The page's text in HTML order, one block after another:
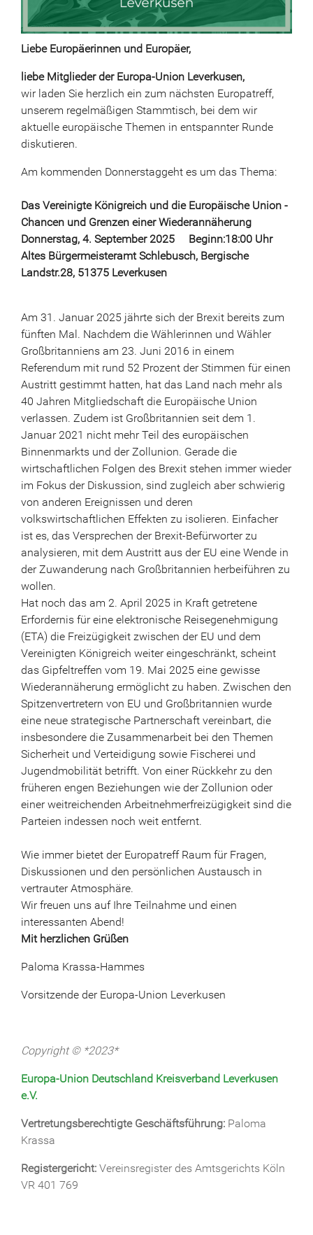
Liebe Europäerinnen und Europäer,
liebe Mitglieder der Europa-Union Leverkusen,
wir laden Sie herzlich ein zum nächsten Europatreff,
unserem regelmäßigen Stammtisch, bei dem wir
aktuelle europäische Themen in entspannter Runde
diskutieren.
Am kommenden Donnerstaggeht es um das Thema:
Das Vereinigte Königreich und die Europäische Union -
Chancen und Grenzen einer Wiederannäherung
Donnerstag, 4. September 2025 Beginn:18:00 Uhr
Altes Bürgermeisteramt Schlebusch, Bergische
Landstr.28, 51375 Leverkusen
Am 31. Januar 2025 jährte sich der Brexit bereits zum
fünften Mal. Nachdem die Wählerinnen und Wähler
Großbritanniens am 23. Juni 2016 in einem
Referendum mit rund 52 Prozent der Stimmen für einen
Austritt gestimmt hatten, hat das Land nach mehr als
40 Jahren Mitgliedschaft die Europäische Union
verlassen. Zudem ist Großbritannien seit dem 1.
Januar 2021 nicht mehr Teil des europäischen
Binnenmarkts und der Zollunion. Gerade die
wirtschaftlichen Folgen des Brexit stehen immer wieder
im Fokus der Diskussion, sind zugleich aber schwierig
von anderen Ereignissen und deren
volkswirtschaftlichen Effekten zu isolieren. Einfacher
ist es, das Versprechen der Brexit-Befürworter zu
analysieren, mit dem Austritt aus der EU eine Wende in
der Zuwanderung nach Großbritannien herbeiführen zu
wollen.
Hat noch das am 2. April 2025 in Kraft getretene
Erfordernis für eine elektronische Reisegenehmigung
(ETA) die Freizügigkeit zwischen der EU und dem
Vereinigten Königreich weiter eingeschränkt, scheint
das Gipfeltreffen vom 19. Mai 2025 eine gewisse
Wiederannäherung ermöglicht zu haben. Zwischen den
Spitzenvertretern von EU und Großbritannien wurde
eine neue strategische Partnerschaft vereinbart, die
insbesondere die Zusammenarbeit bei den Themen
Sicherheit und Verteidigung sowie Fischerei und
Jugendmobilität betrifft. Von einer Rückkehr zu den
früheren engen Beziehungen wie der Zollunion oder
einer weitreichenden Arbeitnehmerfreizügigkeit sind die
Parteien indessen noch weit entfernt.
Wie immer bietet der Europatreff Raum für Fragen,
Diskussionen und den persönlichen Austausch in
vertrauter Atmosphäre.
Wir freuen uns auf Ihre Teilnahme und einen
interessanten Abend!
Mit herzlichen Grüßen
Paloma Krassa-Hammes
Vorsitzende der Europa-Union Leverkusen
Copyright © *2023*
Europa-Union Deutschland Kreisverband Leverkusen
e.V.
Vertretungsberechtigte Geschäftsführung: Paloma
Krassa
Registergericht: Vereinsregister des Amtsgerichts Köln
VR 401 769